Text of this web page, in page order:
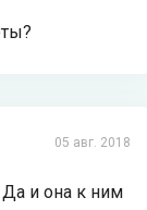
05 авг. 2018
Да и она к ним